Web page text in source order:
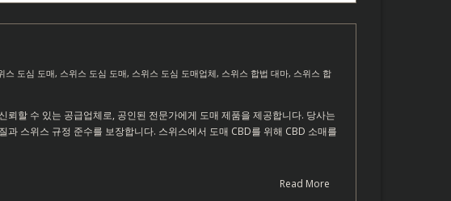
스 도심 도매, 스위스 도심 도매, 스위스 도심 도매업체, 스위스 합법 대마, 스위스 합
할 수 있는 공급업체로, 공인된 전문가에게 도매 제품을 제공합니다. 당사는
스위스 규정 준수를 보장합니다. 스위스에서 도매 CBD를 위해 CBD 소매를
Read More